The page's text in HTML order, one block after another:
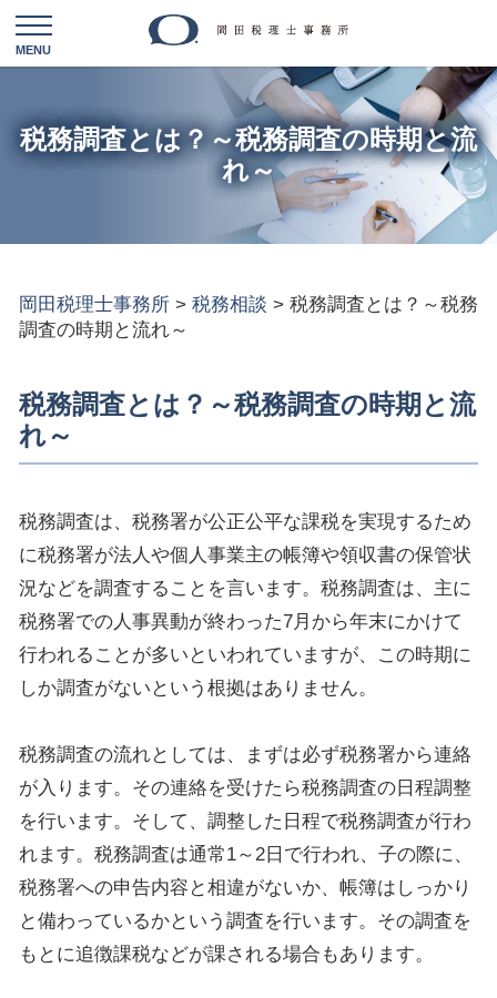
税務調査とは？～税務調査の時期と流
れ～
岡田税理士事務所 > 税務相談 > 税務調査とは？～税務
調査の時期と流れ～
税務調査とは？～税務調査の時期と流
れ～
税務調査は、税務署が公正公平な課税を実現するため
に税務署が法人や個人事業主の帳簿や領収書の保管状
況などを調査することを言います。税務調査は、主に
税務署での人事異動が終わった7月から年末にかけて
行われることが多いといわれていますが、この時期に
しか調査がないという根拠はありません。
税務調査の流れとしては、まずは必ず税務署から連絡
が入ります。その連絡を受けたら税務調査の日程調整
を行います。そして、調整した日程で税務調査が行わ
れます。税務調査は通常1～2日で行われ、子の際に、
税務署への申告内容と相違がないか、帳簿はしっかり
と備わっているかという調査を行います。その調査を
もとに追徴課税などが課される場合もあります。